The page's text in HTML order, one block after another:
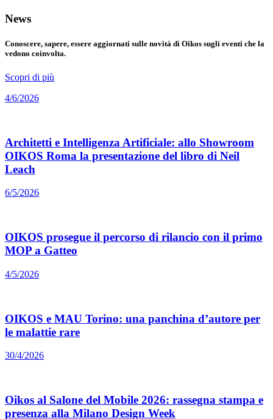
News
Conoscere, sapere, essere aggiornati sulle novità di Oikos sugli eventi che la
vedono coinvolta.
Scopri di più
4/6/2026
Architetti e Intelligenza Artificiale: allo Showroom
OIKOS Roma la presentazione del libro di Neil
Leach
6/5/2026
OIKOS prosegue il percorso di rilancio con il primo
MOP a Gatteo
4/5/2026
OIKOS e MAU Torino: una panchina d’autore per
le malattie rare
30/4/2026
Oikos al Salone del Mobile 2026: rassegna stampa e
presenza alla Milano Design Week